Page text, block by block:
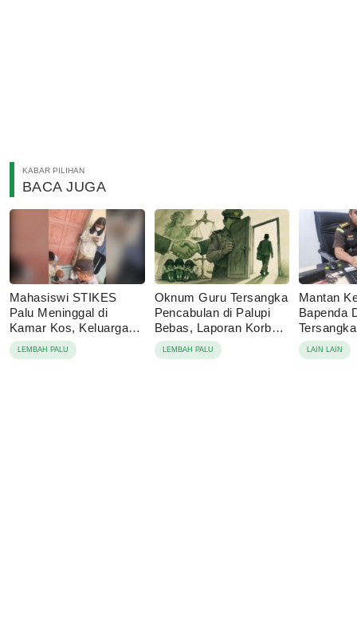
KABAR PILIHAN
BACA JUGA
Mahasiswi STIKES
Palu Meninggal di
Kamar Kos, Keluarga
Tolak Autopsi
LEMBAH PALU
Oknum Guru Tersangka
Pencabulan di Palupi
Bebas, Laporan Korban
Berujung Damai
LEMBAH PALU
Mantan
Bapenda
Korupsi
LAIN LAIN